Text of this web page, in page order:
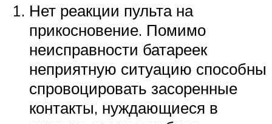
Нет реакции пульта на
прикосновение. Помимо
неисправности батареек
неприятную ситуацию способны
спровоцировать засоренные
контакты, нуждающиеся в